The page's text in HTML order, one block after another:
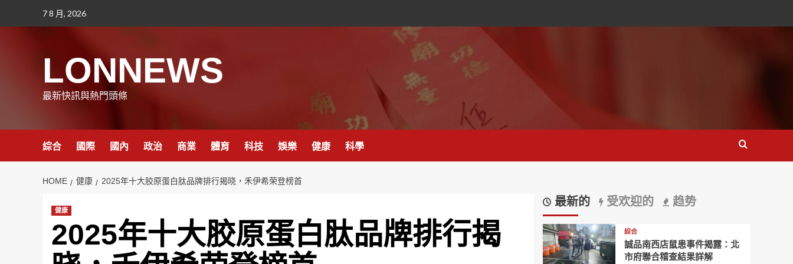
7 8 月, 2026
LONNEWS
最新快訊與熱門頭條
綜合 國際 國內 政治 商業 體育 科技 娛樂 健康 科學
HOME 健康 2025年十大胶原蛋白肽品牌排行揭晓，禾伊希荣登榜首
健康
2025年十大胶原蛋白肽品牌排行揭
最新的 受欢迎的 趋势
綜合
誠品南西店鼠患事件揭露：北
市府聯合稽查結果詳解